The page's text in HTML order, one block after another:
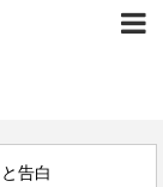
告白